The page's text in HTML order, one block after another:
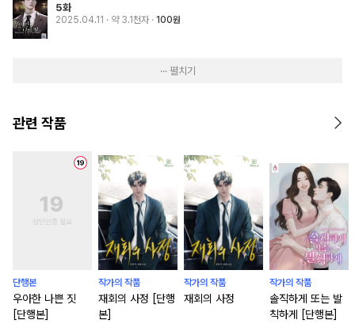
5화
2025.04.11 · 약 3.1천자 100원
··· 펼치기
관련 작품
단행본
우아한 나쁜 짓
[단행본]
작가의 작품
재회의 사정 [단행
본]
작가의 작품
재회의 사정
작가의 작품
솔직하게 또는 발
칙하게 [단행본]